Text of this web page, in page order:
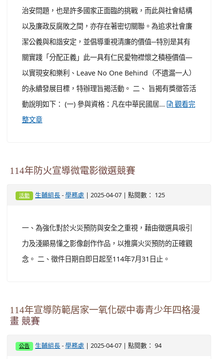
治安問題，也是許多國家正面臨的挑戰，而此與社會結構
以及廉政反腐敗之間，亦存在著密切關聯。為追求社會廉
潔公義與和諧安定，並倡導重視清廉的價值─特別是其有
關實踐「分配正義」此一具有仁民愛物襟懷之積極價值—
以實現安和樂利、Leave No One Behind（不遺漏一人）
的永續發展目標，特辦理旨揭活動。 二、 旨揭有獎徵答活
動說明如下： (一) 參與資格：凡在中華民國居...
觀看完
整文章
114年防火宣導微電影徵選競賽
活動 生輔組長 -學務處 | 2025-04-07 | 點閱數： 125
一、為強化對於火災預防與安全之重視，藉由徵選具吸引
力及淺顯易懂之影像創作作品，以推廣火災預防的正確觀
念。 二、徵件日期自即日起至114年7月31日止。
114年宣導防範居家一氧化碳中毒青少年四格漫
畫 競賽
公告 生輔組長 -學務處 | 2025-04-07 | 點閱數： 94